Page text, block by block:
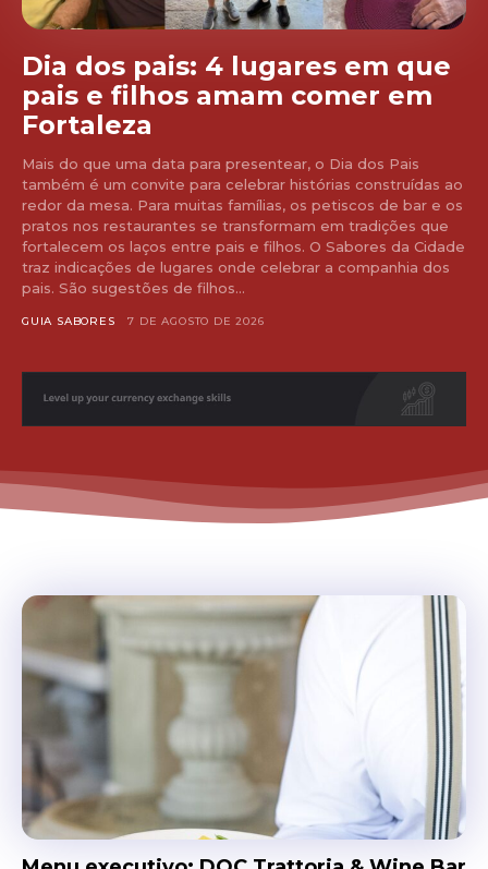
Dia dos pais: 4 lugares em que
pais e filhos amam comer em
Fortaleza
Mais do que uma data para presentear, o Dia dos Pais
também é um convite para celebrar histórias construídas ao
redor da mesa. Para muitas famílias, os petiscos de bar e os
pratos nos restaurantes se transformam em tradições que
fortalecem os laços entre pais e filhos. O Sabores da Cidade
traz indicações de lugares onde celebrar a companhia dos
pais. São sugestões de filhos...
GUIA SABORES 7 DE AGOSTO DE 2026